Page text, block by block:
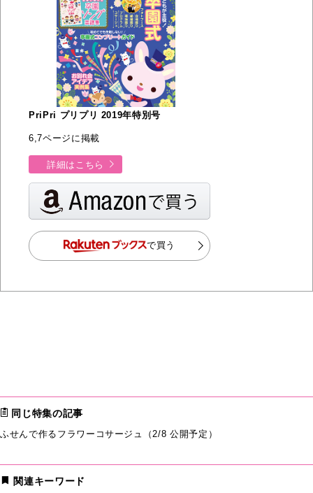
PriPri プリプリ 2019年特別号
6,7ページに掲載
詳細はこちら
で買う
同じ特集の記事
ふせんで作るフラワーコサージュ（2/8 公開予定）
関連キーワード